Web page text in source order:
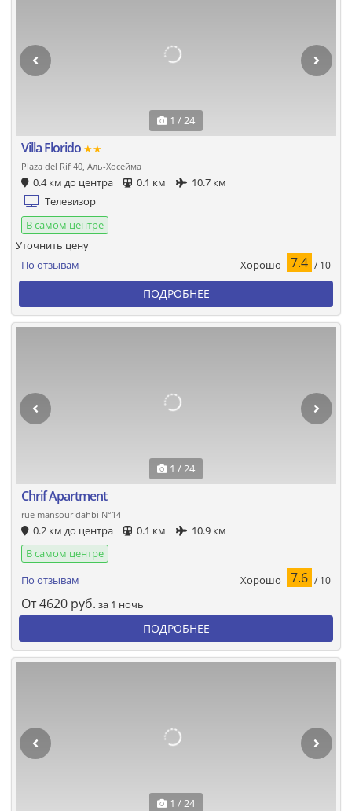
1 / 24
Villa Florido ★★
Plaza del Rif 40, Аль-Хосейма
0.4 км до центра 0.1 км
10.7 км
Телевизор
В самом центре
По отзывам Хорошо 7.4 / 10
Уточнить цену
ПОДРОБНЕЕ
1 / 24
Chrif Apartment
rue mansour dahbi N°14
0.2 км до центра 0.1 км
10.9 км
В самом центре
По отзывам
Хорошо 7.6 / 10
От4620 руб. за 1 ночь
ПОДРОБНЕЕ
1 / 24